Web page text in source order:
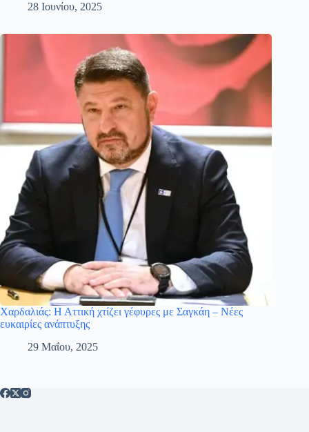
28 Ιουνίου, 2025
Χαρδαλιάς: Η Αττική χτίζει γέφυρες με Σαγκάη – Νέες
ευκαιρίες ανάπτυξης
29 Μαΐου, 2025